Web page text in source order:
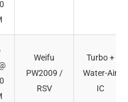
Weifu
PW2009 /
RSV
Turbo +
Water-Air
IC